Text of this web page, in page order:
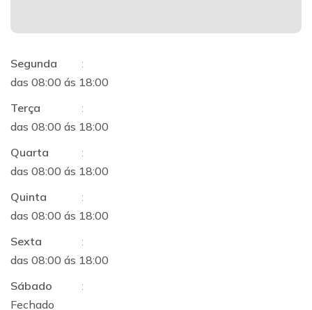
Segunda
:
das 08:00 ás 18:00
Terça
:
das 08:00 ás 18:00
Quarta
:
das 08:00 ás 18:00
Quinta
:
das 08:00 ás 18:00
Sexta
:
das 08:00 ás 18:00
Sábado
:
Fechado